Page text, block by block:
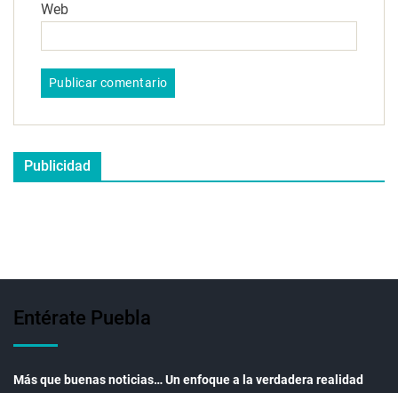
Web
Publicidad
Entérate Puebla
Más que buenas noticias… Un enfoque a la verdadera realidad